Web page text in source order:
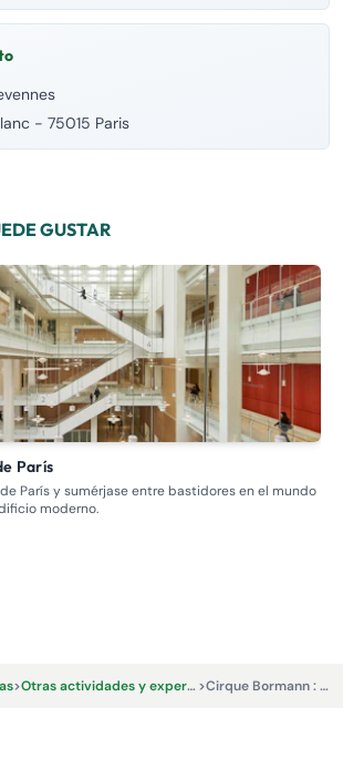
- 75015 Paris
GUSTAR
París
París y sumérjase entre bastidores en el mundo
moderno.
> Otras actividades y experiencias. > Cirque Bormann : Arbre